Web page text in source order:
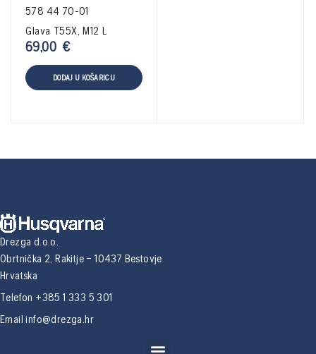
578 44 70-01
Glava T55X, M12 L
69,00€
DODAJ U KOŠARICU
Drezga d.o.o.
Obrtnička 2, Rakitje – 10437 Bestovje
Hrvatska
Telefon +385 1 333 5 301
Emailinfo@drezga.hr